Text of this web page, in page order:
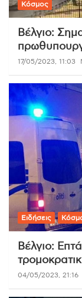
Κόσμος
Βέλγιο:
17/05/2023, 11:03
Ειδήσεις
Βέλγιο:
04/05/2023, 21:16